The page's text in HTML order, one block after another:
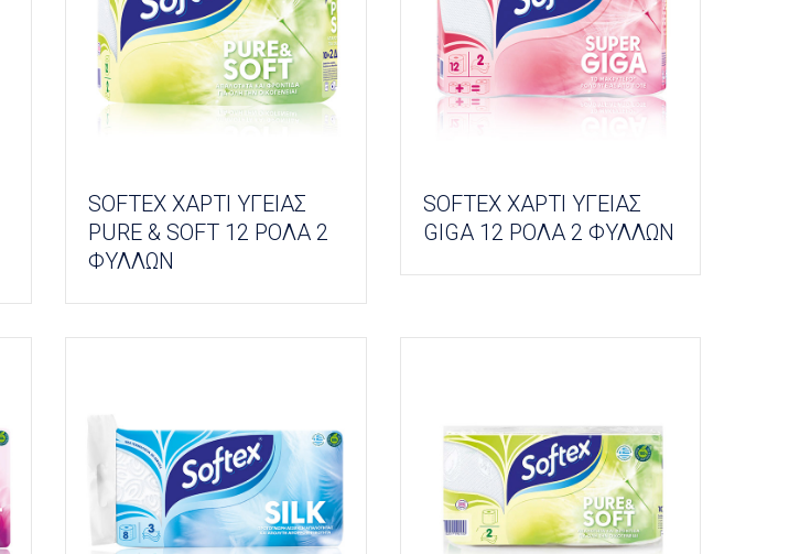
SOFTEX ΧΑΡΤΙ ΥΓΕΙΑΣ
PURE & SOFT 12 ΡΟΛΑ 2
ΦΥΛΛΩΝ
SOFTEX ΧΑΡΤΙ ΥΓΕΙΑΣ
GIGA 12 ΡΟΛΑ 2 ΦΥΛΛΩΝ